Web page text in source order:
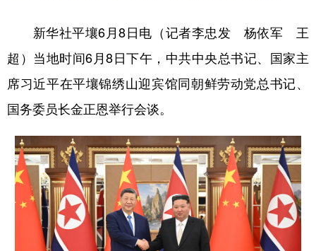
地方频道
浙江 安徽 福建 江西
山东 河南 湖北 湖南
广东 广西 海南 重庆
四川 贵州 西藏
新华社平壤6月8日电（记者李忠发 杨依军 王
超）当地时间6月8日下午，中共中央总书记、国家主
席习近平在平壤锦绣山迎宾馆同朝鲜劳动党总书记、
国务委员长金正恩举行会谈。